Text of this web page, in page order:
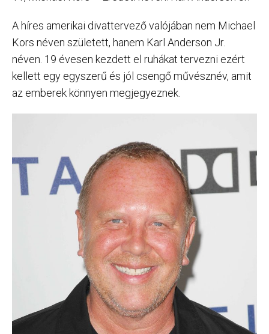
A híres amerikai divattervező valójában nem Michael
Kors néven született, hanem Karl Anderson Jr.
néven. 19 évesen kezdett el ruhákat tervezni ezért
kellett egy egyszerű és jól csengő művésznév, amit
az emberek könnyen megjegyeznek.